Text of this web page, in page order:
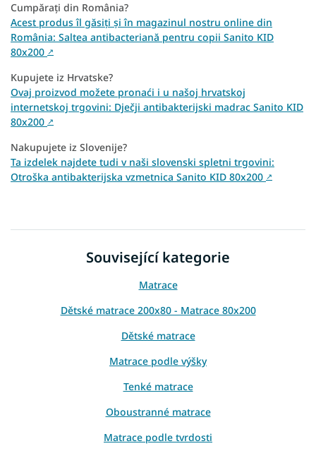
Cumpărați din România?
Acest produs îl găsiți și în magazinul nostru online din
România: Saltea antibacteriană pentru copii Sanito KID
80x200 ↗
Kupujete iz Hrvatske?
Ovaj proizvod možete pronaći i u našoj hrvatskoj
internetskoj trgovini: Dječji antibakterijski madrac Sanito KID
80x200 ↗
Nakupujete iz Slovenije?
Ta izdelek najdete tudi v naši slovenski spletni trgovini:
Otroška antibakterijska vzmetnica Sanito KID 80x200 ↗
Související kategorie
Matrace
Dětské matrace 200x80 - Matrace 80x200
Dětské matrace
Matrace podle výšky
Tenké matrace
Oboustranné matrace
Matrace podle tvrdosti